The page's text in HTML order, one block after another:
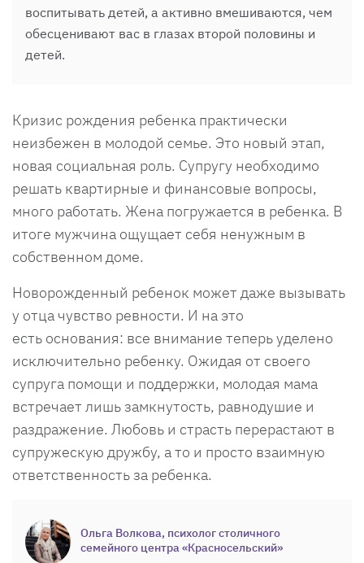
воспитывать детей, а активно вмешиваются, чем
обесценивают вас в глазах второй половины и
детей.
Кризис рождения ребенка практически
неизбежен в молодой семье. Это новый этап,
новая социальная роль. Супругу необходимо
решать квартирные и финансовые вопросы,
много работать. Жена погружается в ребенка. В
итоге мужчина ощущает себя ненужным в
собственном доме.
Новорожденный ребенок может даже вызывать
у отца чувство ревности. И на это
есть основания: все внимание теперь уделено
исключительно ребенку. Ожидая от своего
супруга помощи и поддержки, молодая мама
встречает лишь замкнутость, равнодушие и
раздражение. Любовь и страсть перерастают в
супружескую дружбу, а то и просто взаимную
ответственность за ребенка.
Ольга Волкова, психолог столичного
семейного центра «Красносельский»